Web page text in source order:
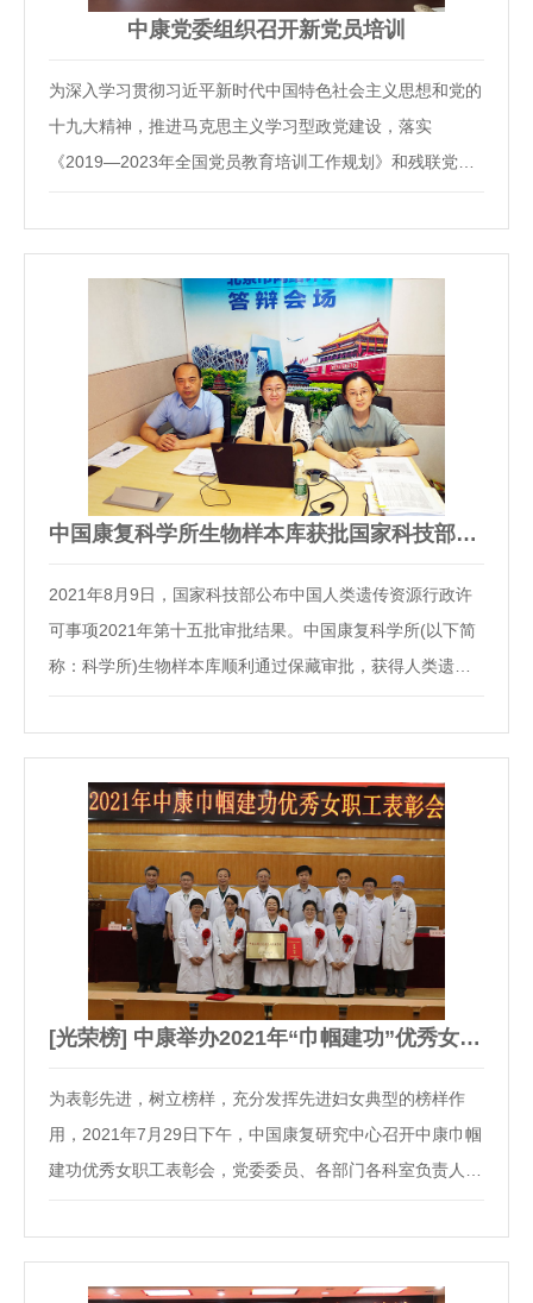
中康党委组织召开新党员培训
为深入学习贯彻习近平新时代中国特色社会主义思想和党的
十九大精神，推进马克思主义学习型政党建设，落实
《2019—2023年全国党员教育培训工作规划》和残联党组
培训，中康20名新党员参加。活动上，大家认真观看了《中
中国康复科学所生物样本库获批国家科技部人类遗传资源保藏行…
2021年8月9日，国家科技部公布中国人类遗传资源行政许
可事项2021年第十五批审批结果。中国康复科学所(以下简
称：科学所)生物样本库顺利通过保藏审批，获得人类遗传
次评审顺利通过，标志着科学所人类遗传资源的保藏工作得
[光荣榜] 中康举办2021年“巾帼建功”优秀女职工表彰会
为表彰先进，树立榜样，充分发挥先进妇女典型的榜样作
用，2021年7月29日下午，中国康复研究中心召开中康巾帼
建功优秀女职工表彰会，党委委员、各部门各科室负责人参
坚持以习近平新时代中国特色社会主义思想为指引，不忘初